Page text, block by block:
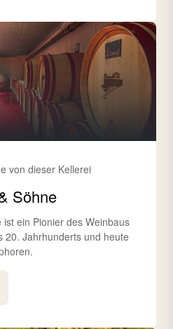
von dieser Kellerei
Söhne
ein Pionier des Weinbaus
20. Jahrhunderts und heute